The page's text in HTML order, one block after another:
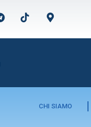
CHI SIAMO